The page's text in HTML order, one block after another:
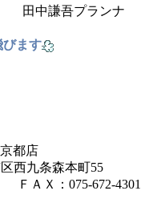
田中謙吾プランナ
びます
都店
西九条森本町55
ＡＸ：075-672-4301